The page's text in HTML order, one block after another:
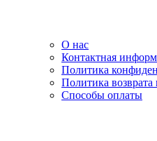
О нас
Контактная
Политика
Политика возврата
Способы оплаты